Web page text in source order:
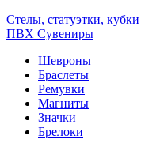
Стелы, статуэтки, кубки
ПВХ Сувениры
Шевроны
Браслеты
Ремувки
Магниты
Значки
Брелоки